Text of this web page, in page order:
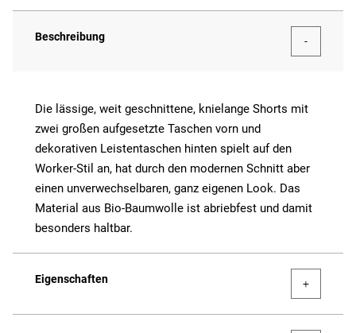
Beschreibung
Die lässige, weit geschnittene, knielange Shorts mit
zwei großen aufgesetzte Taschen vorn und
dekorativen Leistentaschen hinten spielt auf den
Worker-Stil an, hat durch den modernen Schnitt aber
einen unverwechselbaren, ganz eigenen Look. Das
Material aus Bio-Baumwolle ist abriebfest und damit
besonders haltbar.
Eigenschaften